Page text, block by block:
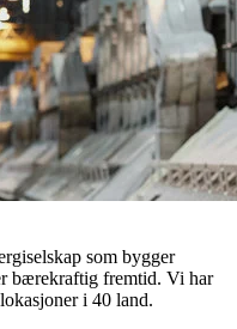
som bygger
bærekraftig fremtid. Vi har
i 40 land.